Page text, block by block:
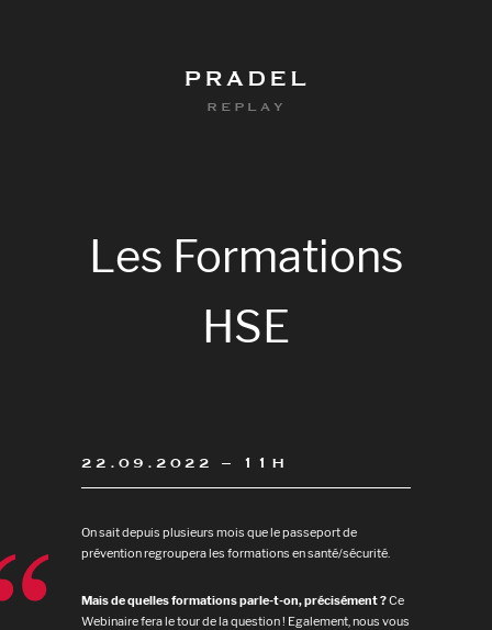
0
PRADEL
REPLAY
Les Formations
HSE
22.09.2022 – 11H
On sait depuis plusieurs mois que le passeport de
prévention regroupera les formations en santé/sécurité.
Mais de quelles formations parle-t-on, précisément ?Ce
Webinaire fera le tour de la question ! Egalement, nous vous